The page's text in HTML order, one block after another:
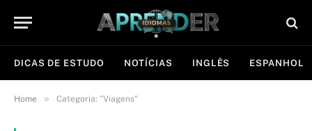
DICAS DE ESTUDO NOTÍCIAS INGLÊS ESPANHOL
Home » Categoria: "Viagens"